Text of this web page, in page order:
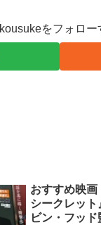
kousukeをフォロー
おすすめ映画
シークレット
ビン・フッ